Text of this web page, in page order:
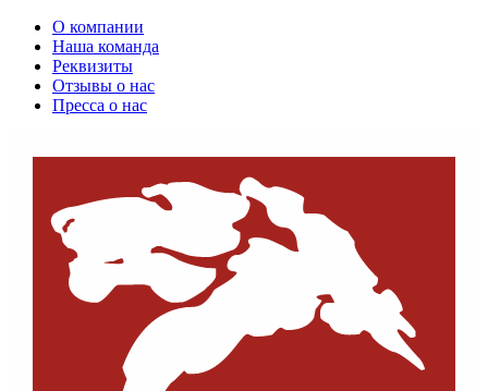
О компании
Наша команда
Реквизиты
Отзывы о нас
Пресса о нас